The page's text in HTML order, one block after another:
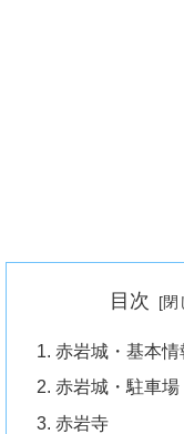
目次
赤岩城・基本情
赤岩城・駐車場
赤岩寺